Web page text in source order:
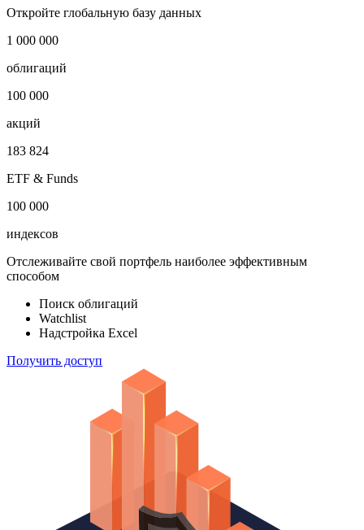
Откройте глобальную базу данных
1 000 000
облигаций
100 000
акций
183 824
ETF & Funds
100 000
Отслеживайте свой портфель наиболее эффективным
способом
Поиск облигаций
Надстройка Excel
Получить доступ